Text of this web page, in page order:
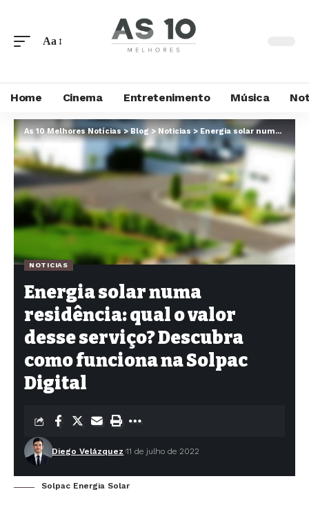
Aa
Home Cinema Entretenimento Música
As 10 Melhores Notícias>Blog> Noticias > Energia solar numa residência: qual o valor desse serviço? Descubra como funciona na Solpac Digital
NOTICIAS
Energia solar numa
residência: qual o valor
desse serviço? Descubra
como funciona na Solpac
Digital
Diego Velázquez 11 de julho de 2022
Solpac Energia Solar